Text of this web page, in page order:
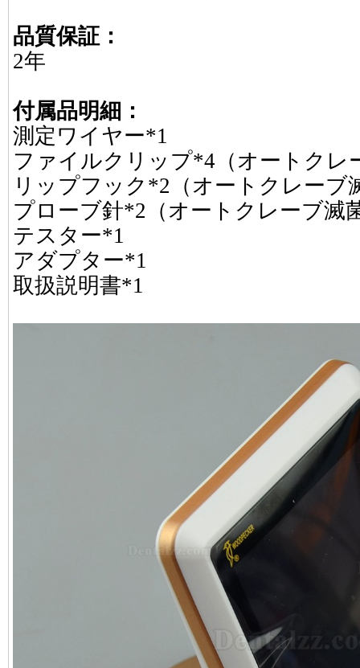
品質保証：
2年
付属品明細：
測定ワイヤー*1
ファイルクリップ*4（オートクレ
リップフック*2（オートクレーブ
プローブ針*2（オートクレーブ滅
テスター*1
アダプター*1
取扱説明書*1